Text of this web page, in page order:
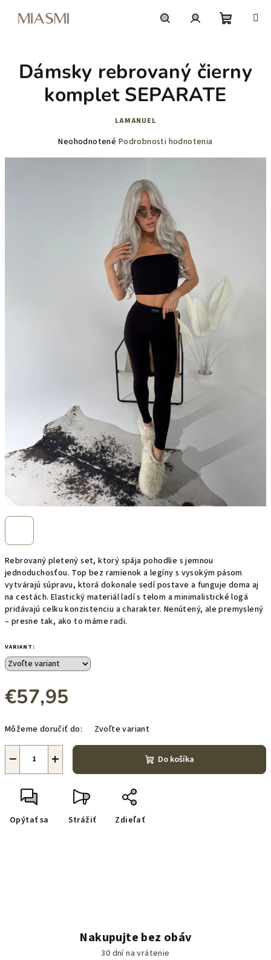
košík
Rebrovaný pletený set, ktorý spája pohodlie s jemnou
jednoduchosťou. Top bez ramienok a legíny s vysokým pásom
vytvárajú súpravu, ktorá dokonale sedí postave a funguje doma aj
na cestách. Elastický materiál ladí s telom a minimalistické logá
pridávajú celku konzistenciu a charakter. Nenútený, ale premyslený
– presne tak, ako to máme radi.
VARIANT:
€57,95
cena:
Môžeme doručiť do: Zvoľte variant
+
− Do košíka
Opýtať sa Strážiť Zdieľať
Dámsky rebrovaný čierny
komplet SEPARATE
LAMANUEL
Priemerné
Neohodnotené Podrobnosti hodnotenia
Nakupujte bez obáv
30 dní na vrátenie